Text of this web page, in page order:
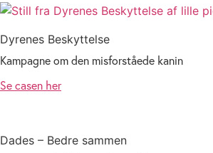
Dyrenes Beskyttelse
Kampagne om den misforståede kanin
Se casen her
Dades – Bedre sammen